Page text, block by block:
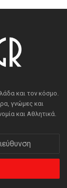
και τον κόσμο.
γνώμες και
και Αθλητικά.